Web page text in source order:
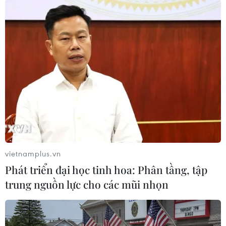
#Du lịch Pháp #Lamalou-les-Bains
#Du khách
Pháp
Theo dõi VietnamPlus
TIN LIÊN QUAN
vietnamplus.vn
Phát triển đại học tinh hoa: Phân tầng, tập
trung nguồn lực cho các mũi nhọn